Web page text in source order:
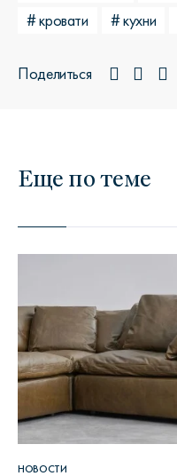
# кровати
# кухни
Поделиться
Еще по теме
НОВОСТИ